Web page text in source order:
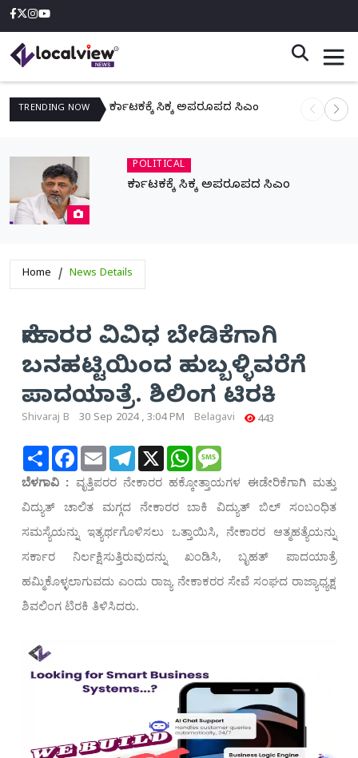
TRENDING NOW ಕರ್ನಾಟಕಕ್ಕೆ ಸಿಕ್ಕ ಅಪರೂಪದ ಸಿಎಂ ನಾಳೆ
POLITICAL
ಕರ್ನಾಟಕಕ್ಕೆ ಸಿಕ್ಕ ಅಪರೂಪದ ಸಿಎಂ
Home News Details
ನೇಕಾರರ ವಿವಿಧ ಬೇಡಿಕೆಗಾಗಿ
ಬನಹಟ್ಟಿಯಿಂದ ಹುಬ್ಬಳ್ಳಿವರೆಗೆ
ಪಾದಯಾತ್ರೆ. ಶಿಲಿಂಗ ಟಿರಕಿ
Shivaraj B 30 Sep 2024 , 3:04 PM Belagavi 443
ShareFacebook
Email Telegram
X WhatsApp
ಬೆಳಗಾವಿ : ವೃತ್ತಿಪರರ ನೇಕಾರರ ಹಕ್ಕೋತ್ತಾಯಗಳ ಈಡೇರಿಕೆಗಾಗಿ ಮತ್ತು
ವಿದ್ಯುತ್ ಚಾಲಿತ ಮಗ್ಗದ ನೇಕಾರರ ಬಾಕಿ ವಿದ್ಯುತ್ ಬಿಲ್ ಸಂಬಂಧಿತ
ಸಮಸ್ಯೆಯನ್ನು ಇತ್ಯರ್ಥಗೊಳಿಸಲು ಒತ್ತಾಯಿಸಿ, ನೇಕಾರರ ಆತ್ಮಹತ್ಯೆಯನ್ನು
ಸರ್ಕಾರ ನಿರ್ಲಕ್ಷಿಸುತ್ತಿರುವುದನ್ನು ಖಂಡಿಸಿ, ಬೃಹತ್ ಪಾದಯಾತ್ರೆ
ಹಮ್ಮಿಕೊಳ್ಳಲಾಗುವದು ಎಂದು ರಾಜ್ಯ ನೇಕಾಕರರ ಸೇವೆ ಸಂಘದ ರಾಜ್ಯಾಧ್ಯಕ್ಷ
ಶಿವಲಿಂಗ ಟಿರಕಿ ತಿಳಿಸಿದರು.